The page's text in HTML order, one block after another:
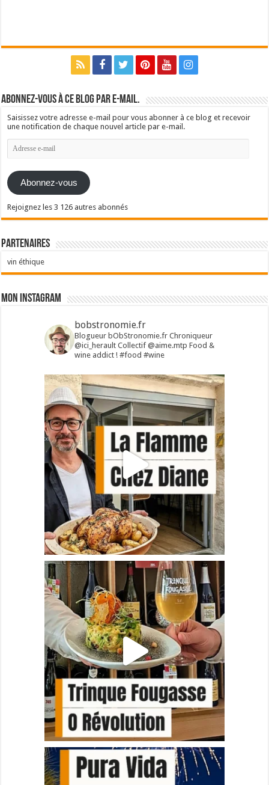
Abonnez-vous à ce blog par e-mail.
Saisissez votre adresse e-mail pour vous abonner à ce blog et recevoir
une notification de chaque nouvel article par e-mail.
Adresse
e-
Abonnez-vous
Rejoignez les 3 126 autres abonnés
Partenaires
vin éthique
Mon Instagram
bobstronomie.fr
Blogueur bObStronomie.fr Chroniqueur
@ici_heraultCollectif @aime.mtp Food &
wine addict !#food #wine